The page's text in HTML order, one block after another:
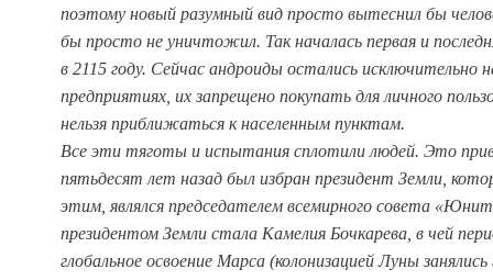
поэтому новый разумный вид просто вытеснил бы
бы просто не уничтожил. Так началась первая и
в 2115 году. Сейчас андроиды остались исключительно
предприятиях, их запрещено покупать для личного
нельзя приближаться к населенным пунктам.
Все эти тяготы и испытания сплотили людей. Это
пятьдесят лет назад был избран президент Земли,
этим, являлся председателем всемирного совета
президентом Земли стала Камелия Бочкарева, в чей
глобальное освоение Марса (колонизацией Луны